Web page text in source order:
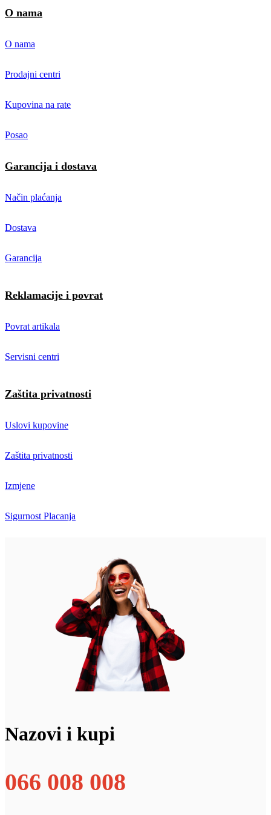
O nama
O nama
Prodajni centri
Kupovina na rate
Posao
Garancija i dostava
Način plaćanja
Dostava
Garancija
Reklamacije i povrat
Povrat artikala
Servisni centri
Zaštita privatnosti
Uslovi kupovine
Zaštita privatnosti
Izmjene
Sigurnost Placanja
Nazovi i kupi
066 008 008